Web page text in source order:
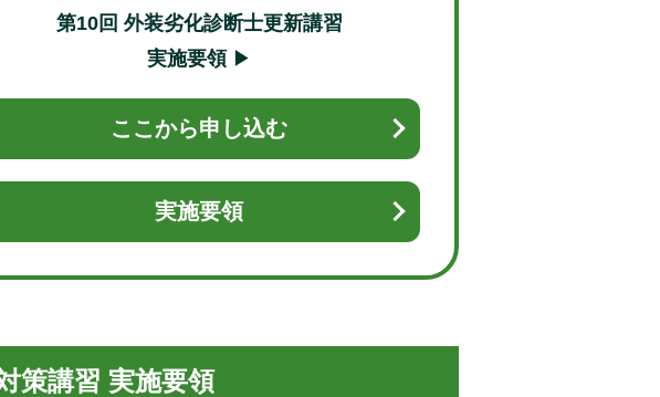
第10回 外装劣化診断士更新講習
実施要領 ▶
ここから申し込む
実施要領
策講習 実施要領